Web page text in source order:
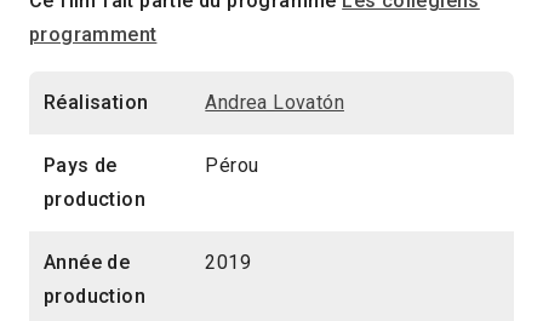
programment
Réalisation Andrea Lovatón
Pays de
production
Pérou
Année de
production
2019